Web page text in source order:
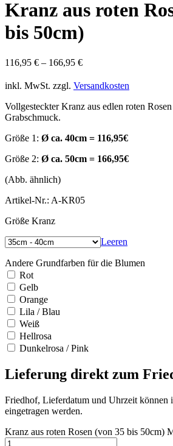
Kranz aus roten
bis 50cm)
116,95 € – 166,95 €
inkl. MwSt. zzgl. Versandkosten
Vollgesteckter Kranz aus edlen roten
Grabschmuck.
Größe 1: Ø ca. 40cm = 116,95€
Größe 2: Ø ca. 50cm = 166,95€
(Abb. ähnlich)
Artikel-Nr.: A-KR05
Größe Kranz
Leeren
Andere Grundfarben für die Blumen
Rot
Gelb
Orange
Lila / Blau
Weiß
Hellrosa
Dunkelrosa / Pink
Lieferung direkt zum
Friedhof, Lieferdatum und Uhrzeit können
eingetragen werden.
Kranz aus roten Rosen (von 35 bis 50cm)